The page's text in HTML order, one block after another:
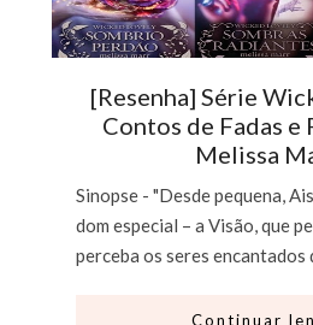
[Resenha] Série
Contos de Fadas e
Melissa
Sinopse - "Desde pequena,
dom especial – a Visão, que
perceba os seres encantados
Continuar